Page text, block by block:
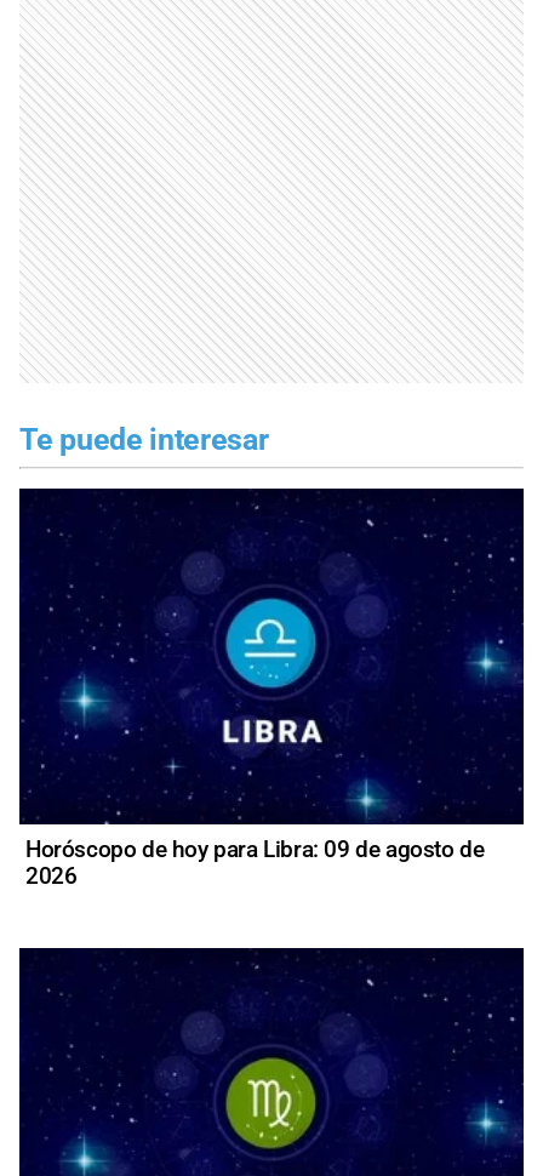
Te puede interesar
Horóscopo de hoy para Libra: 09 de agosto de
2026